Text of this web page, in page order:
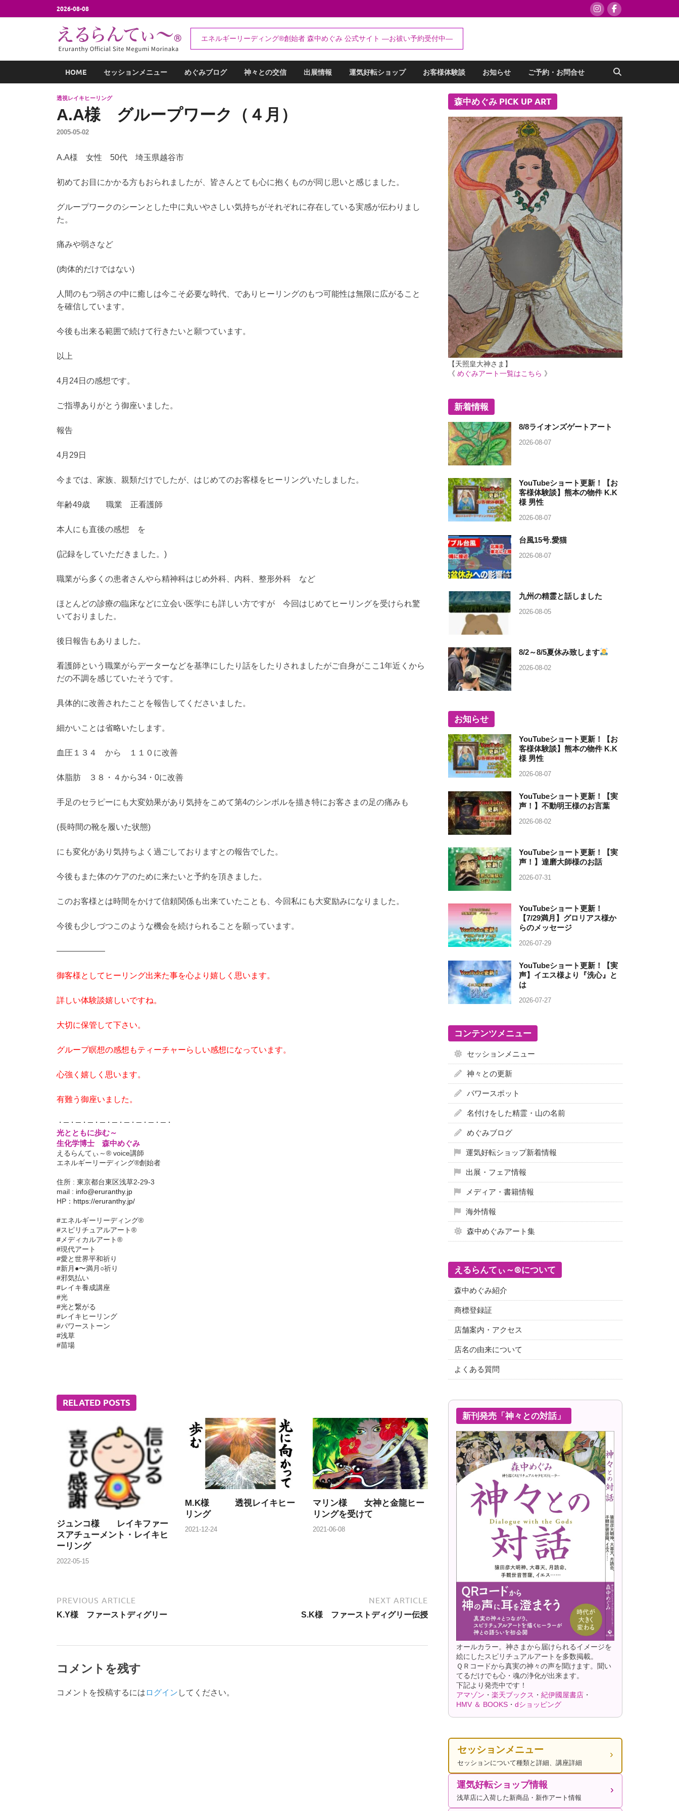
2026-08-08
えるらんてぃ～®
エネルギーリーディング®創始者 森中めぐみ｜お祓い・セッション予約受付中
エネルギーリーディング®創始者 森中めぐみ 公式サイト ―お祓い予約受付中―
HOME セッションメニュー めぐみブログ 神々との交信 出展情報 運気好転ショップ お客様体験談 お知らせ ご予約・お問合せ
透視レイキヒーリング
A.A様 グループワーク（４月）
2005-05-02
A.A様 女性 50代 埼玉県越谷市
初めてお目にかかる方もおられましたが、皆さんとても心に抱くものが同じ思いと感じました。
グループワークのシーンとした中に丸いやさしい気持ちがそれぞれに存在している実感が伝わりまし
た。
痛みや弱さなど
(肉体的だけではない)
人間のもつ弱さの中に癒しは今こそ必要な時代、でありヒーリングのもつ可能性は無限に広がること
を確信しています。
今後も出来る範囲で続けて行きたいと願つています。
以上
4月24日の感想です。
ご指導ありがとう御座いました。
報告
4月29日
今までは、家族、親類だけでしたが、はじめてのお客様をヒーリングいたしました。
年齢49歳 職業 正看護師
本人にも直後の感想 を
(記録をしていただきました。)
職業がら多くの患者さんやら精神科はじめ外科、内科、整形外科 など
ほとんどの診療の臨床などに立会い医学にも詳しい方ですが 今回はじめてヒーリングを受けられ驚
いておりました。
後日報告もありました。
看護師という職業がらデーターなどを基準にしたり話をしたりされましたがご自身がここ1年近くから
だの不調を感じていたそうです。
具体的に改善されたことを報告してくださいました。
細かいことは省略いたします。
血圧１３４ から １１０に改善
体脂肪 ３８・４から34・0に改善
手足のセラピーにも大変効果があり気持をこめて第4のシンボルを描き特にお客さまの足の痛みも
(長時間の靴を履いた状態)
にも変化があり気持ちよく過ごしておりますとの報告でした。
今後もまた体のケアのために来たいと予約を頂きました。
このお客様とは時間をかけて信頼関係も出来ていたことも、今回私にも大変励みになりました。
今後も少しづつこのような機会を続けられることを願っています。
——————
御客様としてヒーリング出来た事を心より嬉しく思います。
詳しい体験談嬉しいですね。
大切に保管して下さい。
グループ瞑想の感想もティーチャーらしい感想になっています。
心強く嬉しく思います。
有難う御座いました。
・─・─・─・─・─・─・─・─・─・
光とともに歩む～
生化学博士 森中めぐみ
えるらんてぃ～® voice講師
エネルギーリーディング®創始者
住所 : 東京都台東区浅草2-29-3
mail : info@eruranthy.jp
HP： https://eruranthy.jp/
#エネルギーリーディング®︎
#スピリチュアルアート®︎
#メディカルアート®︎
#現代アート
#愛と世界平和祈り
#新月●〜満月○祈り
#邪気払い
#レイキ養成講座
#光
#光と繋がる
#レイキヒーリング
#パワーストーン
#浅草
#苗場
RELATED POSTS
ジュンコ様 レイキファー
スアチューメント・レイキヒ
ーリング
2022-05-15
M.K様 透視レイキヒー
リング
2021-12-24
マリン様 女神と金龍ヒー
リングを受けて
2021-06-08
PREVIOUS ARTICLE
K.Y様 ファーストディグリー
NEXT ARTICLE
S.K様 ファーストディグリー伝授
コメントを残す
コメントを投稿するには ログイン してください。
森中めぐみ PICK UP ART
【天照皇大神さま】
《めぐみアート一覧はこちら 》
新着情報
8/8ライオンズゲートアート
2026-08-07
YouTubeショート更新！【お
客様体験談】熊本の物件 K.K
様 男性
2026-08-07
台風15号.愛猫
2026-08-07
九州の精霊と話しました
2026-08-05
8/2～8/5夏休み致します
2026-08-02
お知らせ
YouTubeショート更新！【お
客様体験談】熊本の物件 K.K
様 男性
2026-08-07
YouTubeショート更新！【実
声！】不動明王様のお言葉
2026-08-02
YouTubeショート更新！【実
声！】達磨大師様のお話
2026-07-31
YouTubeショート更新！
【7/29満月】グロリアス様か
らのメッセージ
2026-07-29
YouTubeショート更新！【実
声】イエス様より『洗心』と
は
2026-07-27
コンテンツメニュー
セッションメニュー
神々との更新
パワースポット
名付けをした精霊・山の名前
めぐみブログ
運気好転ショップ新着情報
出展・フェア情報
メディア・書籍情報
海外情報
森中めぐみアート集
えるらんてぃ～®について
森中めぐみ紹介
商標登録証
店舗案内・アクセス
店名の由来について
よくある質問
新刊発売「神々との対話」
オールカラー。神さまから届けられるイメージを
絵にしたスピリチュアルアートを多数掲載。
ＱＲコードから真実の神々の声を聞けます。聞い
てるだけでも心・魂の浄化が出来ます。
下記より発売中です！
アマゾン ・楽天ブックス ・紀伊國屋書店 ・
HMV ＆ BOOKS ・dショッピング
セッションメニュー
セッションについて種類と詳細、講座詳細
運気好転ショップ情報
浅草店に入荷した新商品・新作アート情報